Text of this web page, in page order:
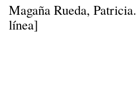
Magaña Rueda, Patricia.
línea]